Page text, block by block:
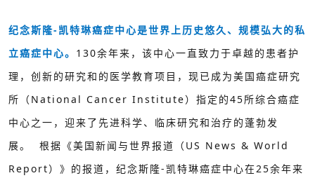
纪念斯隆-凯特琳癌症中心是世界上历史悠久、规模弘大的私
立癌症中心。 130余年来，该中心一直致力于卓越的患者护
理，创新的研究和的医学教育项目，现已成为美国癌症研究
所（National Cancer Institute）指定的45所综合癌症
中心之一，迎来了先进科学、临床研究和治疗的蓬勃发
展。 根据《美国新闻与世界报道（US News & World
Report）》的报道，纪念斯隆-凯特琳癌症中心在25余年来